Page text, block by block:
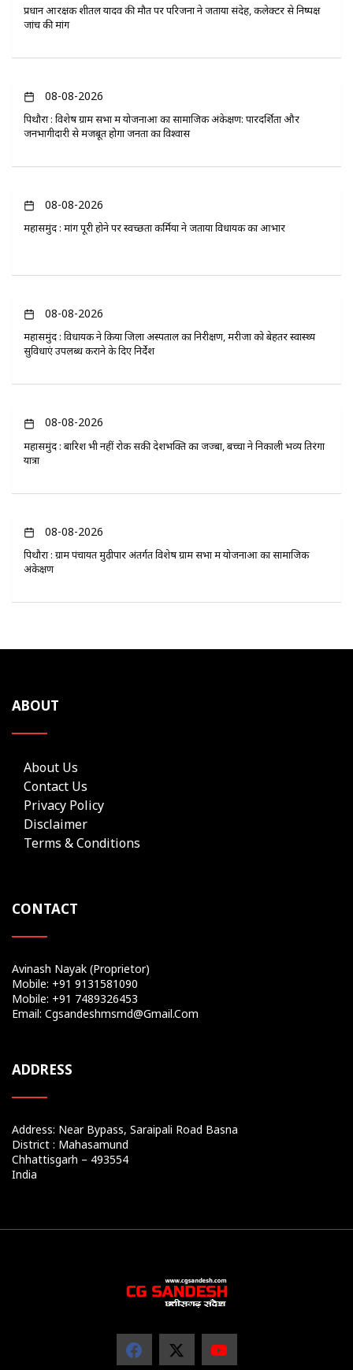
प्रधान आरक्षक शीतल यादव की मौत पर परिजनों ने जताया संदेह, कलेक्टर से निष्पक्ष
जांच की मांग
08-08-2026
पिथौरा : विशेष ग्राम सभा में योजनाओं का सामाजिक अंकेक्षण: पारदर्शिता और
जनभागीदारी से मजबूत होगा जनता का विश्वास
08-08-2026
महासमुंद : मांग पूरी होने पर स्वच्छता कर्मियों ने जताया विधायक का आभार
08-08-2026
महासमुंद : विधायक ने किया जिला अस्पताल का निरीक्षण, मरीजों को बेहतर स्वास्थ्य
सुविधाएं उपलब्ध कराने के दिए निर्देश
08-08-2026
महासमुंद : बारिश भी नहीं रोक सकी देशभक्ति का जज्बा, बच्चों ने निकाली भव्य तिरंगा
यात्रा
08-08-2026
पिथौरा : ग्राम पंचायत मुढ़ीपार अंतर्गत विशेष ग्राम सभा में योजनाओं का सामाजिक
अंकेक्षण
ABOUT
About Us
Contact Us
Privacy Policy
Disclaimer
Terms & Conditions
CONTACT
Avinash Nayak (Proprietor)
Mobile: +91 9131581090
Mobile: +91 7489326453
Email: Cgsandeshmsmd@gmail.com
ADDRESS
Address: Near Bypass, Saraipali Road Basna
District : Mahasamund
Chhattisgarh – 493554
India